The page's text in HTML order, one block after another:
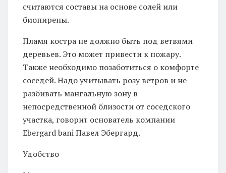
считаются составы на основе солей или
биопирены.
Пламя костра не должно быть под ветвями
деревьев. Это может привести к пожару.
Также необходимо позаботиться о комфорте
соседей. Надо учитывать розу ветров и не
разбивать мангальную зону в
непосредственной близости от соседского
участка, говорит основатель компании
Ebergard bani Павел Эбергард.
Удобство